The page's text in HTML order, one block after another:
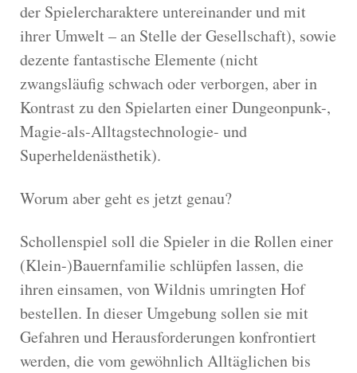
der Spielercharaktere untereinander und mit
ihrer Umwelt – an Stelle der Gesellschaft), sowie
dezente fantastische Elemente (nicht
zwangsläufig schwach oder verborgen, aber in
Kontrast zu den Spielarten einer Dungeonpunk-,
Magie-als-Alltagstechnologie- und
Superheldenästhetik).
Worum aber geht es jetzt genau?
Schollenspiel soll die Spieler in die Rollen einer
(Klein-)Bauernfamilie schlüpfen lassen, die
ihren einsamen, von Wildnis umringten Hof
bestellen. In dieser Umgebung sollen sie mit
Gefahren und Herausforderungen konfrontiert
werden, die vom gewöhnlich Alltäglichen bis